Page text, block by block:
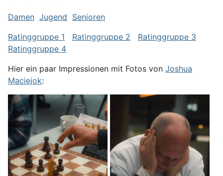
Damen Jugend Senioren
Ratinggruppe 1
Ratinggruppe 2
Ratinggruppe 3
Ratinggruppe 4
Hier ein paar Impressionen mit Fotos von Joshua
Maciejok: